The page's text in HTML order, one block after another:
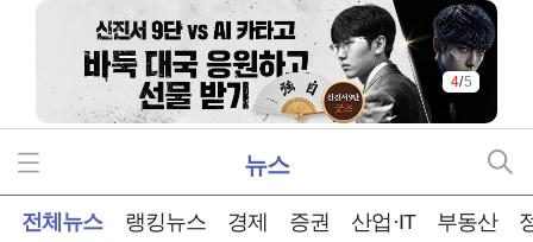
4/5
뉴스
전체뉴스 랭킹뉴스 경제 증권 산업·IT 부동산